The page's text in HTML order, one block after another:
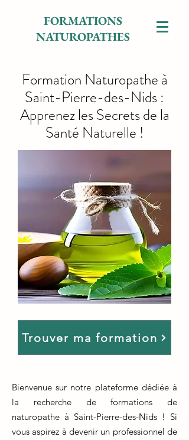
FORMATIONS
NATUROPATHES
Formation Naturopathe à
Saint-Pierre-des-Nids :
Apprenez les Secrets de la
Santé Naturelle !
Trouver ma formation
Bienvenue sur notre plateforme dédiée à
la recherche de formations de
naturopathe à Saint-Pierre-des-Nids ! Si
vous aspirez à devenir un professionnel de